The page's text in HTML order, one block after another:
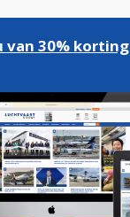
Podcasts
van 30% korting